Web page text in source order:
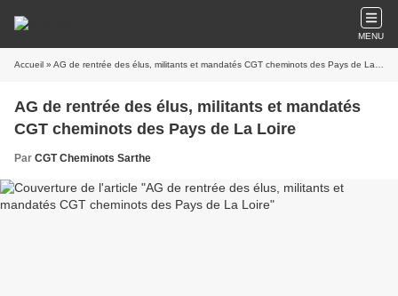
MENU
Accueil » AG de rentrée des élus, militants et mandatés CGT cheminots des Pays de La Loire
AG de rentrée des élus, militants et mandatés
CGT cheminots des Pays de La Loire
Par CGT Cheminots Sarthe